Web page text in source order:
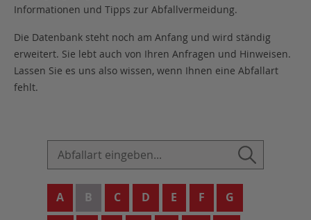
Informationen und Tipps zur Abfallvermeidung.
Die Datenbank steht noch am Anfang und wird ständig
erweitert. Sie lebt auch von Ihren Anfragen und Hinweisen.
Lassen Sie es uns also wissen, wenn Ihnen eine Abfallart
fehlt.
A B C D E F G